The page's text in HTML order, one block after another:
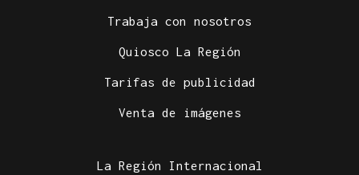
Trabaja con nosotros
Quiosco La Región
Tarifas de publicidad
Venta de imágenes
La Región Internacional